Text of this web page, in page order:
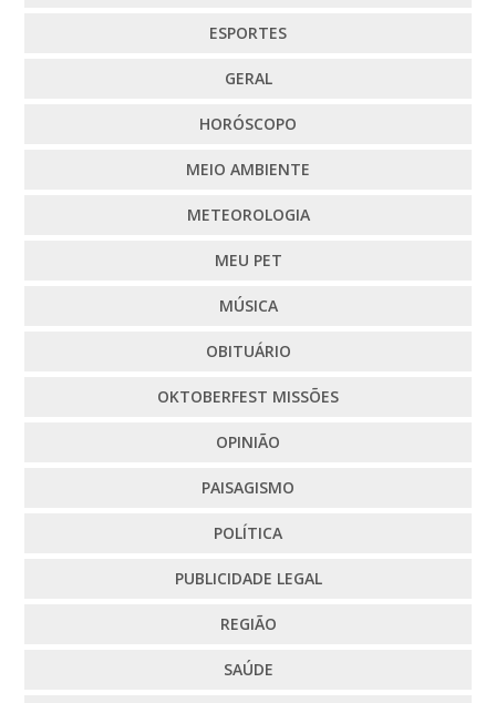
ESPORTES
GERAL
HORÓSCOPO
MEIO AMBIENTE
METEOROLOGIA
MEU PET
MÚSICA
OBITUÁRIO
OKTOBERFEST MISSÕES
OPINIÃO
PAISAGISMO
POLÍTICA
PUBLICIDADE LEGAL
REGIÃO
SAÚDE